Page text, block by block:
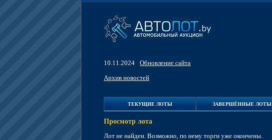
10.11.2024
Обновление сайта
Архив новостей
ТЕКУЩИЕ ЛОТЫ ЗАВЕРШЁННЫЕ ЛОТЫ
Просмотр лота
Лот не найден. Возможно, по нему торги уже окончены.